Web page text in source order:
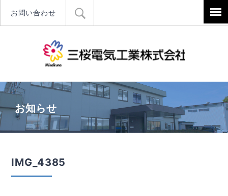
お問い合わせ
お知らせ
IMG_4385